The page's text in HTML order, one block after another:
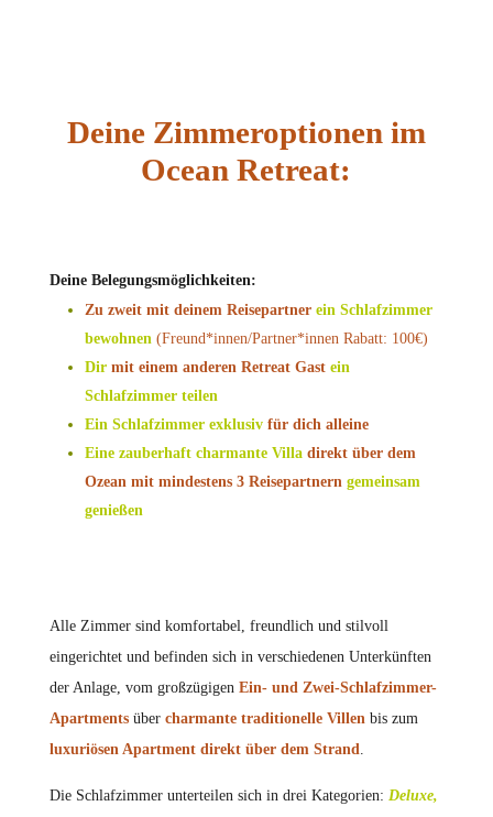
Deine Zimmeroptionen im
Ocean Retreat:
Deine Belegungsmöglichkeiten:
Zu zweit mit deinem Reisepartner ein Schlafzimmer
bewohnen (Freund*innen/Partner*innen Rabatt: 100€)
Dir mit einem anderen Retreat Gast ein
Schlafzimmer teilen
Ein Schlafzimmer exklusiv für dich alleine
Eine zauberhaft charmante Villadirekt über dem
Ozean mit mindestens 3 Reisepartnern gemeinsam
genießen
Alle Zimmer sind komfortabel, freundlich und stilvoll
eingerichtet und befinden sich in verschiedenen Unterkünften
der Anlage, vom großzügigen Ein- und Zwei-Schlafzimmer-
Apartmentsüber charmante traditionelle Villenbis zum
luxuriösen Apartment direkt über dem Strand.
Die Schlafzimmer unterteilen sich in drei Kategorien: Deluxe,